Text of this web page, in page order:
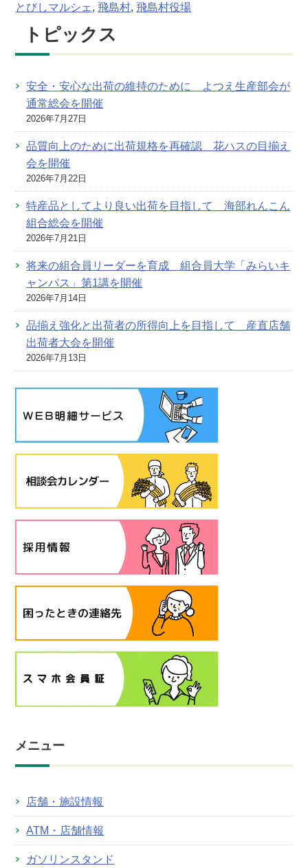
とびしマルシェ , 飛島村, 飛島村役場
トピックス
安全・安心な出荷の維持のために よつえ生産部会が
通常総会を開催
2026年7月27日
品質向上のために出荷規格を再確認 花ハスの目揃え
会を開催
2026年7月22日
特産品としてより良い出荷を目指して 海部れんこん
組合総会を開催
2026年7月21日
将来の組合員リーダーを育成 組合員大学「みらいキ
ャンパス」第1講を開催
2026年7月14日
品揃え強化と出荷者の所得向上を目指して 産直店舗
出荷者大会を開催
2026年7月13日
メニュー
店舗・施設情報
ATM・店舗情報
ガソリンスタンド